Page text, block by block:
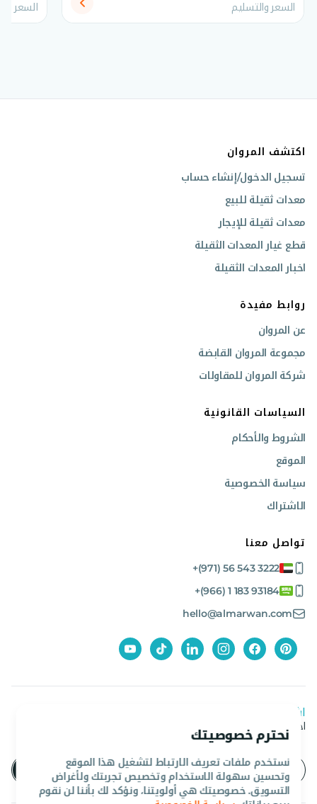
السعر والتسليم
السعر
نحترم خصوصيتك
نستخدم ملفات تعريف الارتباط لتشغيل هذا الموقع
وتحسين سهولة الاستخدام وتخصيص تجربتك ولأغراض
التسويق. خصوصيتك هي أولويتنا، ونؤكد لك بأننا لن نقوم
اكتشف المروان
تسجيل الدخول/إنشاء حساب
معدات ثقيلة للبيع
معدات ثقيلة للإيجار
قطع غيار المعدات الثقيلة
اخبار المعدات الثقيلة
روابط مفيدة
عن المروان
مجموعة المروان القابضة
شركة المروان للمقاولات
السياسات القانونية
الشروط والأحكام
الموقع
سياسة الخصوصية
الاشتراك
تواصل معنا
+(971) 56 543 3222
+(966) 1 183 93184
hello@almarwan.com
اشترك في نشرتنا الإخبارية
احصل على آخر العروض والأخبار من المروان